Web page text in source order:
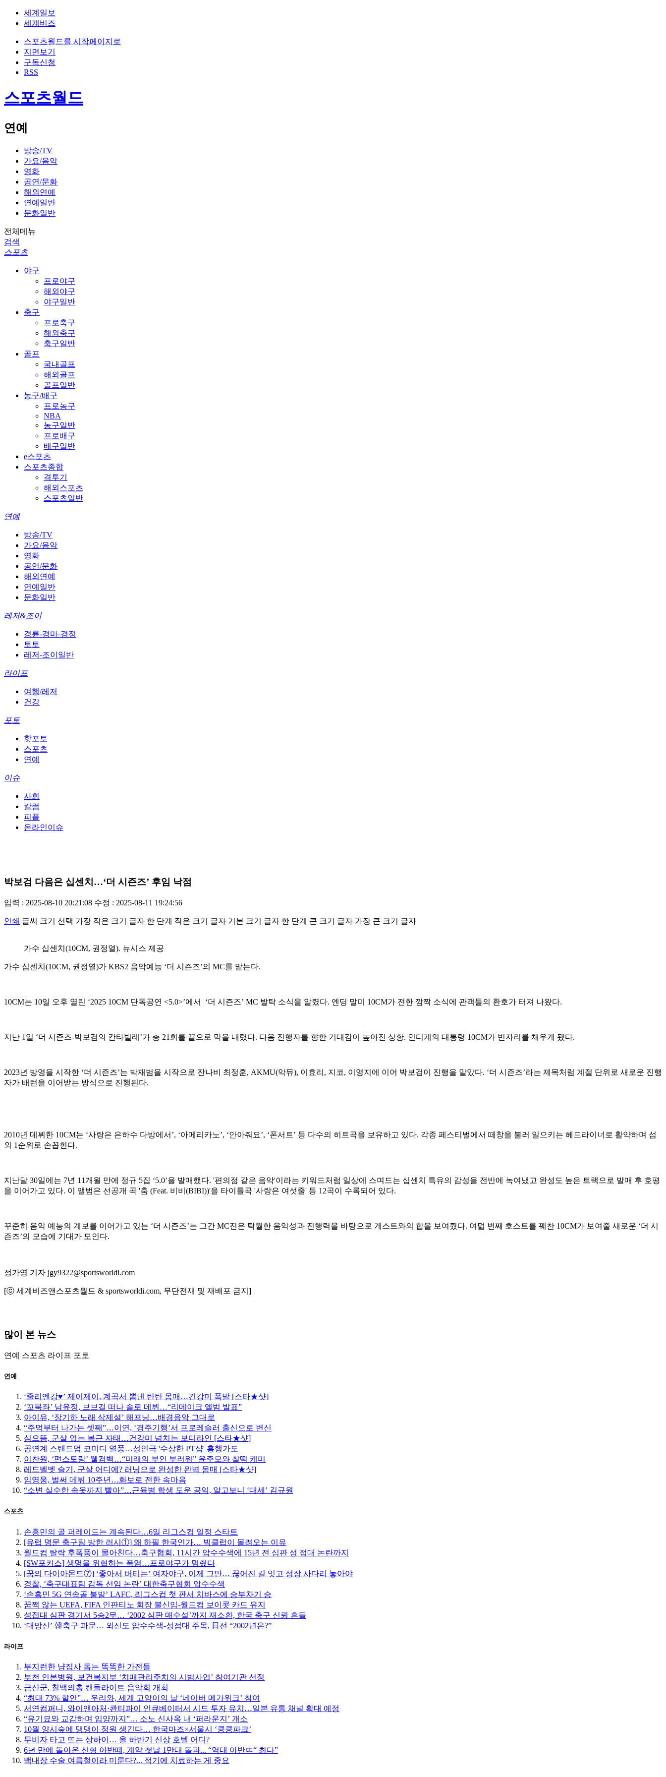
세계일보
세계비즈
스포츠월드를 시작페이지로
지면보기
구독신청
RSS
스포츠월드
연예
방송/TV
가요/음악
영화
공연/문화
해외연예
연예일반
문화일반
전체메뉴
검색
스포츠
야구
프로야구
해외야구
야구일반
축구
프로축구
해외축구
축구일반
골프
국내골프
해외골프
골프일반
농구/배구
프로농구
NBA
농구일반
프로배구
배구일반
e스포츠
스포츠종합
격투기
해외스포츠
스포츠일반
연예
방송/TV
가요/음악
영화
공연/문화
해외연예
연예일반
문화일반
레저&조이
경륜-경마-경정
토토
레저-조이일반
라이프
여행/레저
건강
포토
핫포토
스포츠
연예
이슈
사회
칼럼
피플
온라인이슈
박보검 다음은 십센치…‘더 시즌즈’ 후임 낙점
입력 : 2025-08-10 20:21:08 수정 : 2025-08-11 19:24:56
인쇄 글씨 크기 선택 가장 작은 크기 글자 한 단계 작은 크기 글자 기본 크기 글자 한 단계 큰 크기 글자 가장 큰 크기 글자
가수 십센치(10CM, 권정열). 뉴시스 제공
가수 십센치(10CM, 권정열)가 KBS2 음악예능 ‘더 시즌즈’의 MC를 맡는다.
10CM는 10일 오후 열린 ‘2025 10CM 단독공연 <5.0>’에서 ‘더 시즌즈’ MC 발탁 소식을 알렸다. 엔딩 말미 10CM가 전한 깜짝 소식에 관객들의 환호가 터져 나왔다.
지난 1일 ‘더 시즌즈-박보검의 칸타빌레’가 총 21회를 끝으로 막을 내렸다. 다음 진행자를 향한 기대감이 높아진 상황. 인디계의 대통령 10CM가 빈자리를 채우게 됐다.
2023년 방영을 시작한 ‘더 시즌즈’는 박재범을 시작으로 잔나비 최정훈, AKMU(악뮤), 이효리, 지코, 이영지에 이어 박보검이 진행을 맡았다. ‘더 시즌즈’라는 제목처럼 계절 단위로 새로운 진행
자가 배턴을 이어받는 방식으로 진행된다.
2010년 데뷔한 10CM는 ‘사랑은 은하수 다방에서’, ‘아메리카노’, ‘안아줘요’, ‘폰서트’ 등 다수의 히트곡을 보유하고 있다. 각종 페스티벌에서 떼창을 불러 일으키는 헤드라이너로 활약하며 섭
외 1순위로 손꼽힌다.
지난달 30일에는 7년 11개월 만에 정규 5집 ‘5.0’을 발매했다. '편의점 같은 음악'이라는 키워드처럼 일상에 스며드는 십센치 특유의 감성을 전반에 녹여냈고 완성도 높은 트랙으로 발매 후 호평
을 이어가고 있다. 이 앨범은 선공개 곡 '춤 (Feat. 비비(BIBI))'을 타이틀곡 '사랑은 여섯줄' 등 12곡이 수록되어 있다.
꾸준히 음악 예능의 계보를 이어가고 있는 ‘더 시즌즈’는 그간 MC진은 탁월한 음악성과 진행력을 바탕으로 게스트와의 합을 보여줬다. 여덟 번째 호스트를 꿰찬 10CM가 보여줄 새로운 ‘더 시
즌즈’의 모습에 기대가 모인다.
정가영 기자 jgy9322@sportsworldi.com
[ⓒ 세계비즈앤스포츠월드 & sportsworldi.com, 무단전재 및 재배포 금지]
많이 본 뉴스
연예 스포츠 라이프 포토
연예
‘줄리엔강♥’ 제이제이, 계곡서 뽐낸 탄탄 몸매…건강미 폭발 [스타★샷]
‘꼬북좌’ 남유정, 브브걸 떠나 솔로 데뷔…“리메이크 앨범 발표”
아이유, ‘장기하 노래 삭제설’ 해프닝…배경음악 그대로
“주먹부터 나가는 셋째”…이연, ‘경주기행’서 프로레슬러 출신으로 변신
심으뜸, 군살 없는 복근 자태…건강미 넘치는 보디라인 [스타★샷]
공연계 스탠드업 코미디 열풍…성인극 '수상한 PT샵' 흥행가도
이찬원, ‘편스토랑’ 웰컴백…“미래의 부인 부러워” 윤주모와 찰떡 케미
레드벨벳 슬기, 군살 어디에? 러닝으로 완성한 완벽 몸매 [스타★샷]
임영웅, 벌써 데뷔 10주년…화보로 전한 속마음
“소변 실수한 속옷까지 빨아”…근육병 학생 도운 공익, 알고보니 ‘대세’ 김규원
스포츠
손흥민의 골 퍼레이드는 계속된다…6일 리그스컵 일정 스타트
[유럽 명문 축구팀 방한 러시①] 왜 하필 한국인가… 빅클럽이 몰려오는 이유
월드컵 탈락 후폭풍이 몰아친다…축구협회, 11시간 압수수색에 15년 전 심판 성 접대 논란까지
[SW포커스] 생명을 위협하는 폭염…프로야구가 멈췄다
[꿈의 다이아몬드⑦] ‘좋아서 버티는’ 여자야구, 이제 그만… 끊어진 길 잇고 성장 사다리 놓아야
경찰, ‘축구대표팀 감독 선임 논란’ 대한축구협회 압수수색
‘손흥민 5G 연속골 불발’ LAFC, 리그스컵 첫 판서 치바스에 승부차기 승
꿈쩍 않는 UEFA, FIFA 인판티노 회장 불신임-월드컵 보이콧 카드 유지
성접대 심판 경기서 5승2무… ‘2002 심판 매수설’까지 재소환, 한국 축구 신뢰 흔들
‘대망신’ 韓축구 파문… 외신도 압수수색-성접대 주목, 日선 “2002년은?”
라이프
부지런한 냥집사 돕는 똑똑한 가전들
부천 인본병원, 보건복지부 ‘치매관리주치의 시범사업’ 참여기관 선정
금산군, 칠백의총 캔들라이트 음악회 개최
“최대 73% 할인”… 우리와, 세계 고양이의 날 ‘네이버 메가위크’ 참여
서연컴퍼니, 와이앤아처·콴티파이 인큐베이터서 시드 투자 유치…일본 유통 채널 확대 예정
“유기묘와 교감하며 입양까지”… 소노 신사옥 내 ‘퍼라운지’ 개소
10월 양시숲에 댕댕이 정원 생긴다… 한국마즈×서울시 ‘킁킁파크’
무비자 타고 뜨는 상하이… 올 하반기 신상 호텔 어디?
6년 만에 돌아온 신형 아반떼, 계약 첫날 1만대 돌파... “역대 아반ㄸ“ 최다”
백내장 수술 여름철이라 미룬다?... 적기에 치료하는 게 중요